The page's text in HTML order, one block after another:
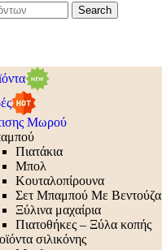
Search
Μωρού
Πιατάκια
Μπολ
Κουταλοπίρουνα
Σετ Μπαμπού Με Βεντούζα
Ξύλινα μαχαίρια
Πιατοθήκες – Ξύλα κοπής
σιλικόνης